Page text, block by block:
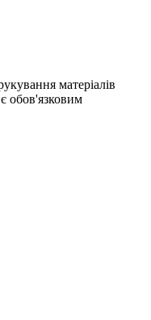
матеріалів
обов'язковим